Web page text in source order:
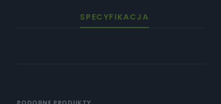
SPECYFIKACJA